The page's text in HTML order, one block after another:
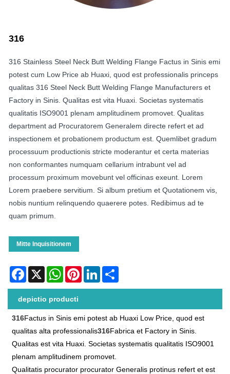
316
316 Stainless Steel Neck Butt Welding Flange Factus in Sinis emi
potest cum Low Price ab Huaxi, quod est professionalis princeps
qualitas 316 Steel Neck Butt Welding Flange Manufacturers et
Factory in Sinis. Qualitas est vita Huaxi. Societas systematis
qualitatis ISO9001 plenam amplitudinem promovet. Qualitas
department ad Procuratorem Generalem directe refert et ad
inspectionem et probationem productum est. Quemlibet gradum
processuum productionis stricte moderantur et certa materias
non conformantes numquam cellarium intrabunt vel ad
processum proximum movebunt vel officinas exeunt. Lorem
Lorem praebere servitium. Si album pretium et Quotationem vis,
nobis nuntium relinquendo quaerere potes. Redibimus ad te
quam primum.
Mitte Inquisitionem
Facebook
X WhatsAppPinterestLinkedIn
depictio producti
316Factus in Sinis emi potest ab Huaxi Low Price, quod est
qualitas alta professionalis316Fabrica et Factory in Sinis.
Qualitas est vita Huaxi. Societas systematis qualitatis ISO9001
plenam amplitudinem promovet.
Qualitatis procurator procurator Generalis protinus refert et est